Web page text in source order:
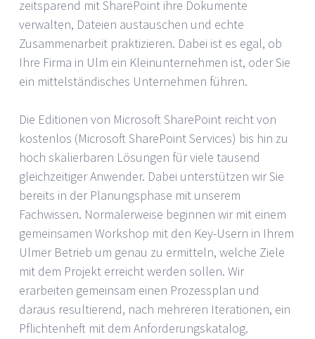
zeitsparend mit SharePoint ihre Dokumente
verwalten, Dateien austauschen und echte
Zusammenarbeit praktizieren. Dabei ist es egal, ob
Ihre Firma in Ulm ein Kleinunternehmen ist, oder Sie
ein mittelständisches Unternehmen führen.
Die Editionen von Microsoft SharePoint reicht von
kostenlos (Microsoft SharePoint Services) bis hin zu
hoch skalierbaren Lösungen für viele tausend
gleichzeitiger Anwender. Dabei unterstützen wir Sie
bereits in der Planungsphase mit unserem
Fachwissen. Normalerweise beginnen wir mit einem
gemeinsamen Workshop mit den Key-Usern in Ihrem
Ulmer Betrieb um genau zu ermitteln, welche Ziele
mit dem Projekt erreicht werden sollen. Wir
erarbeiten gemeinsam einen Prozessplan und
daraus resultierend, nach mehreren Iterationen, ein
Pflichtenheft mit dem Anforderungskatalog.